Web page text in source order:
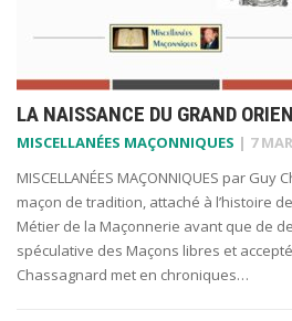
LA NAISSANCE DU GRAND
MISCELLANÉES MAÇONNIQUES | 7
MISCELLANÉES MAÇONNIQUES par
maçon de tradition, attaché à l’histoire
Métier de la Maçonnerie avant que de
spéculative des Maçons libres et
Chassagnard met en chroniques…